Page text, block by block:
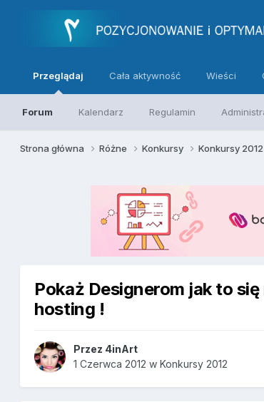
Przeglądaj
Forum Kalendarz Regulamin
Cała aktywność Wieści
Strona główna Różne Konkursy Konkursy 2012
Pokaż Designerom jak to
hosting !
Przez 4inArt
1 Czerwca 2012 wKonkursy 2012